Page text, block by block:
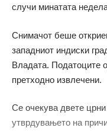
случи минатата
Снимачот беше
западниот индиски
Владата. Податоците
претходно извлечени.
Се очекува двете
утврдувањето на